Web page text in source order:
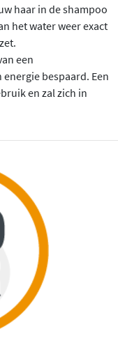
haar in de shampoo
het water weer exact
een
bespaard. Een
en zal zich in